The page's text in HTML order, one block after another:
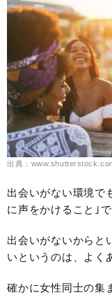
出典：
出会いがない環境で
に声をかけること｣で
出会いがないからと
いというのは、よく
確かに女性同士の集